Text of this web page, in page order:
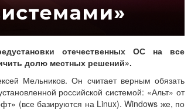
отечественных ОС на все
долю местных решений».
Мельников. Он считает верным обязать
российской системой: «Альт» от
(все базируются на Linux). Windows же, по